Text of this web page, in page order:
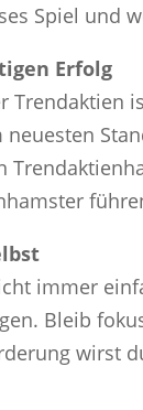
Spiel und
Erfolg
Trendaktien
immer
Bleib
wirst